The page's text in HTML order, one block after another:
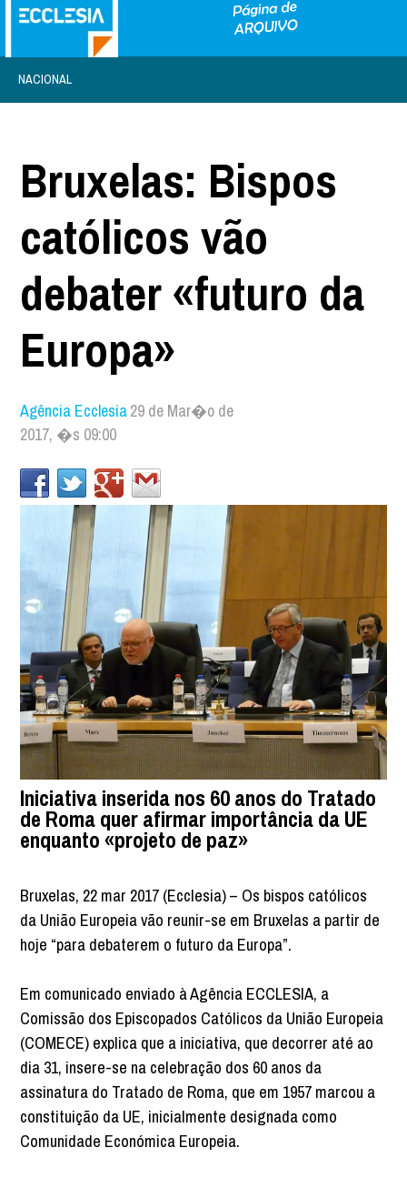
NACIONAL
Bruxelas: Bispos
católicos vão
debater «futuro da
Europa»
Agência Ecclesia29 de Mar�o de
2017, �s 09:00
Iniciativa inserida nos 60 anos do Tratado
de Roma quer afirmar importância da UE
enquanto «projeto de paz»
Bruxelas, 22 mar 2017 (Ecclesia) – Os bispos católicos
da União Europeia vão reunir-se em Bruxelas a partir de
hoje “para debaterem o futuro da Europa”.
Em comunicado enviado à Agência ECCLESIA, a
Comissão dos Episcopados Católicos da União Europeia
(COMECE) explica que a iniciativa, que decorrer até ao
dia 31, insere-se na celebração dos 60 anos da
assinatura do Tratado de Roma, que em 1957 marcou a
constituição da UE, inicialmente designada como
Comunidade Económica Europeia.